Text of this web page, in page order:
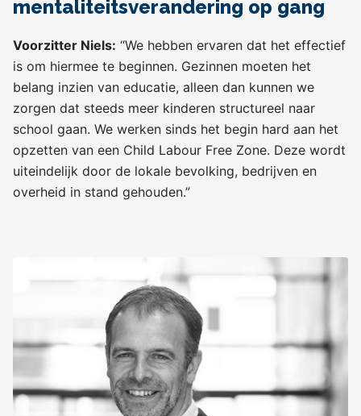
mentaliteitsverandering op gang
Voorzitter Niels: “We hebben ervaren dat het effectief
is om hiermee te beginnen. Gezinnen moeten het
belang inzien van educatie, alleen dan kunnen we
zorgen dat steeds meer kinderen structureel naar
school gaan. We werken sinds het begin hard aan het
opzetten van een Child Labour Free Zone. Deze wordt
uiteindelijk door de lokale bevolking, bedrijven en
overheid in stand gehouden.”